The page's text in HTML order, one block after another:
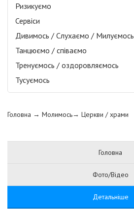
Ризикуємо
Сервіси
Дивимось / Слухаємо / Милуємось
Танцюємо / співаємо
Тренуємось / оздоровляємось
Тусуємось
Головна → Молимось→ Церкви / храми
Головна
Фото/Відео
Детальніше